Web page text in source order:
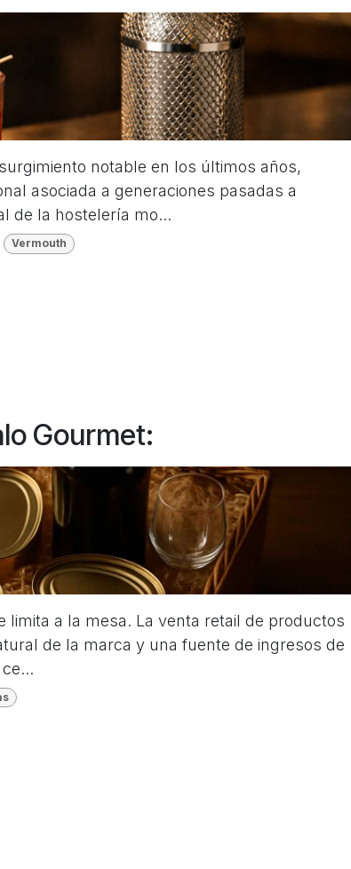
notable en los últimos años,
asociada a generaciones pasadas a
de la hostelería mo...
Vermouth
Gourmet:
limita a la mesa. La venta retail de productos
de la marca y una fuente de ingresos de